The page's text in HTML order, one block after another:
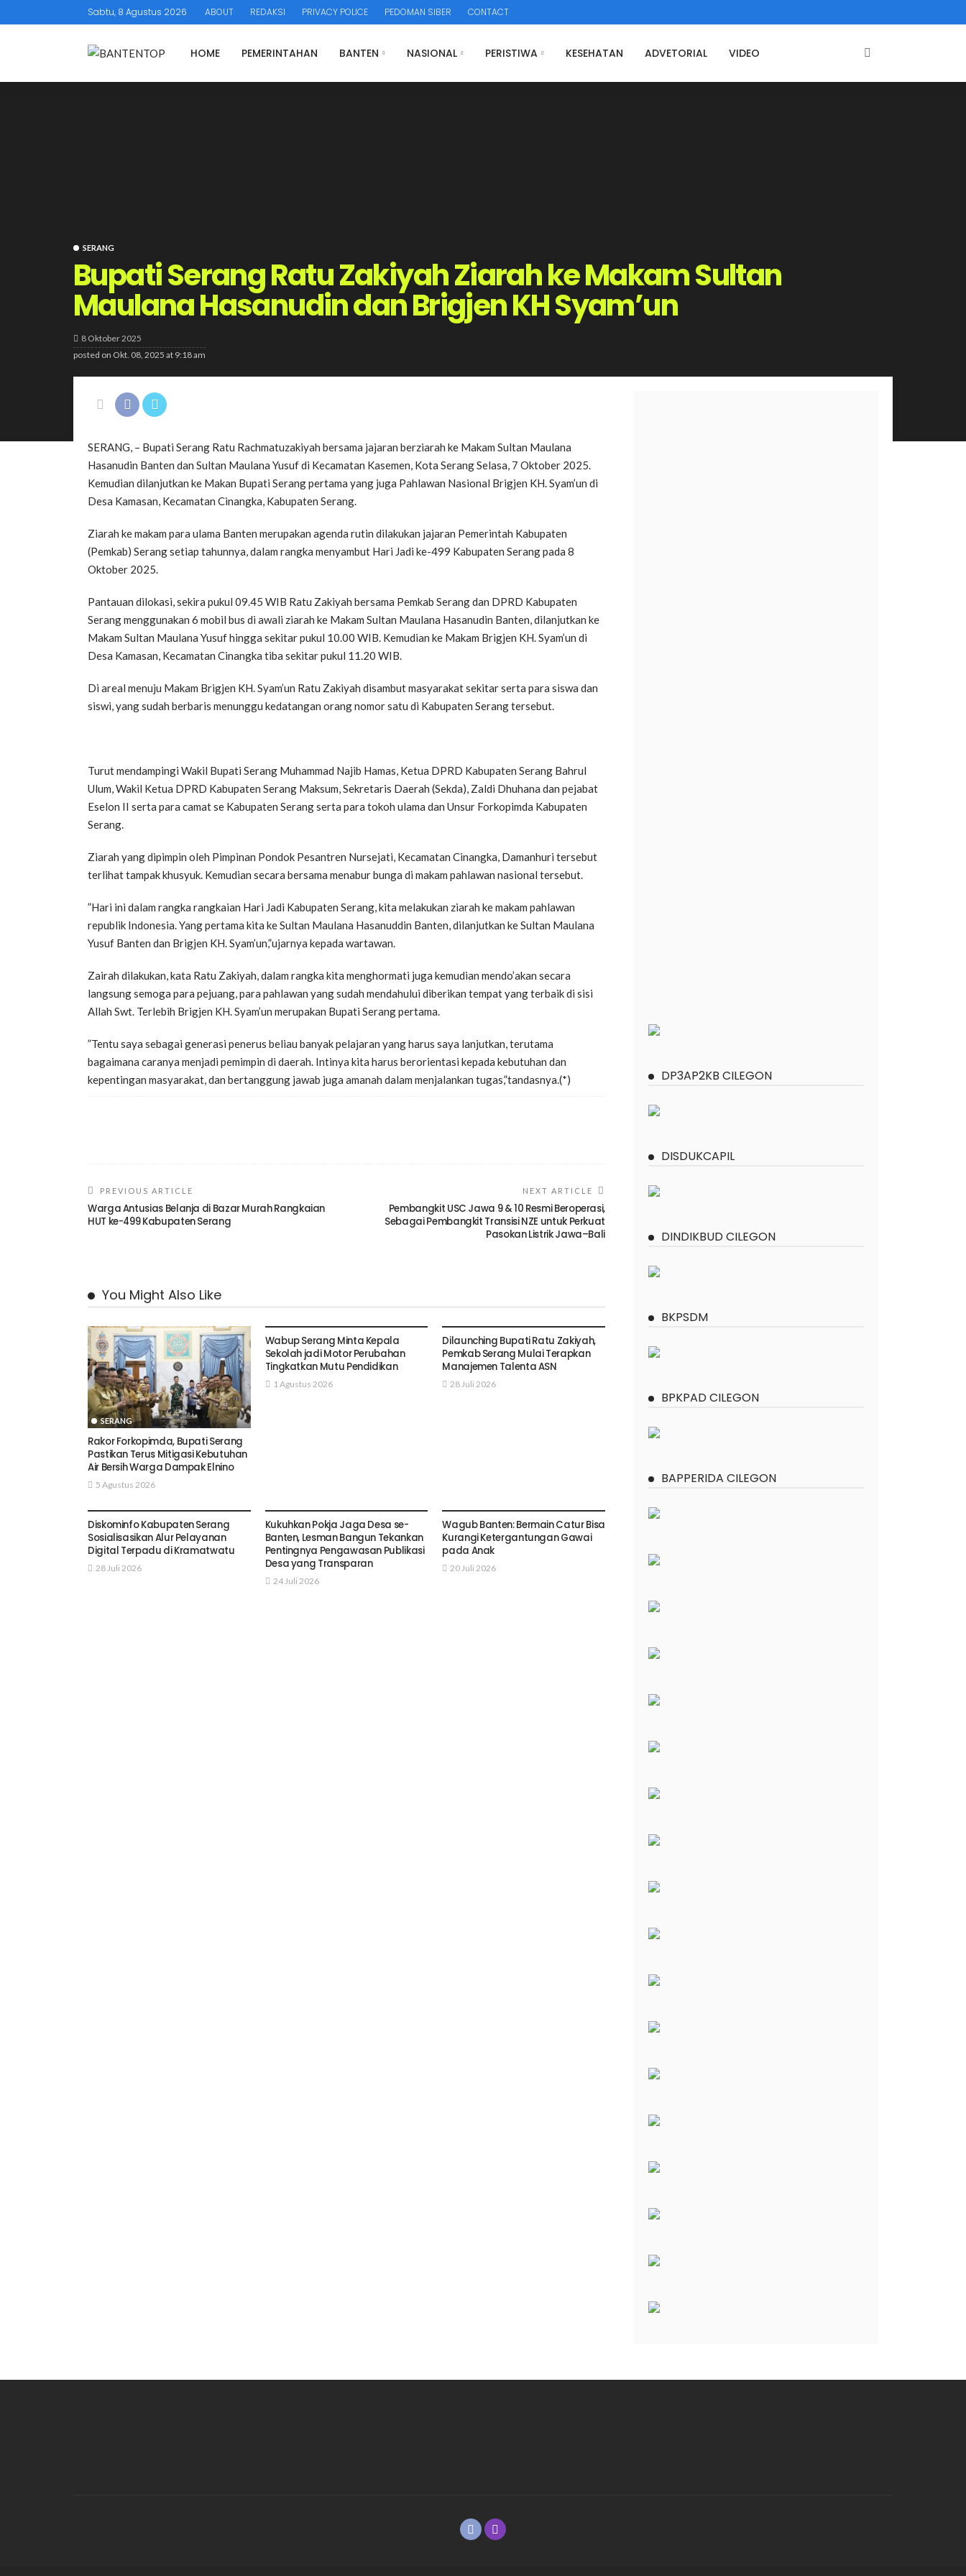
Sabtu, 8 Agustus 2026 ABOUT REDAKSI PRIVACY POLICE PEDOMAN SIBER CONTACT
HOME PEMERINTAHAN BANTEN NASIONAL PERISTIWA KESEHATAN ADVETORIAL VIDEO
SERANG
Bupati Serang Ratu Zakiyah Ziarah ke Makam Sultan
Maulana Hasanudin dan Brigjen KH Syam’un
8 Oktober 2025
posted on Okt. 08, 2025 at 9:18 am
SERANG, – Bupati Serang Ratu Rachmatuzakiyah bersama jajaran berziarah ke Makam Sultan Maulana
Hasanudin Banten dan Sultan Maulana Yusuf di Kecamatan Kasemen, Kota Serang Selasa, 7 Oktober 2025.
Kemudian dilanjutkan ke Makan Bupati Serang pertama yang juga Pahlawan Nasional Brigjen KH. Syam’un di
Desa Kamasan, Kecamatan Cinangka, Kabupaten Serang.
Ziarah ke makam para ulama Banten merupakan agenda rutin dilakukan jajaran Pemerintah Kabupaten
(Pemkab) Serang setiap tahunnya, dalam rangka menyambut Hari Jadi ke-499 Kabupaten Serang pada 8
Oktober 2025.
Pantauan dilokasi, sekira pukul 09.45 WIB Ratu Zakiyah bersama Pemkab Serang dan DPRD Kabupaten
Serang menggunakan 6 mobil bus di awali ziarah ke Makam Sultan Maulana Hasanudin Banten, dilanjutkan ke
Makam Sultan Maulana Yusuf hingga sekitar pukul 10.00 WIB. Kemudian ke Makam Brigjen KH. Syam’un di
Desa Kamasan, Kecamatan Cinangka tiba sekitar pukul 11.20 WIB.
Di areal menuju Makam Brigjen KH. Syam’un Ratu Zakiyah disambut masyarakat sekitar serta para siswa dan
siswi, yang sudah berbaris menunggu kedatangan orang nomor satu di Kabupaten Serang tersebut.
Turut mendampingi Wakil Bupati Serang Muhammad Najib Hamas, Ketua DPRD Kabupaten Serang Bahrul
Ulum, Wakil Ketua DPRD Kabupaten Serang Maksum, Sekretaris Daerah (Sekda), Zaldi Dhuhana dan pejabat
Eselon II serta para camat se Kabupaten Serang serta para tokoh ulama dan Unsur Forkopimda Kabupaten
Serang.
Ziarah yang dipimpin oleh Pimpinan Pondok Pesantren Nursejati, Kecamatan Cinangka, Damanhuri tersebut
terlihat tampak khusyuk. Kemudian secara bersama menabur bunga di makam pahlawan nasional tersebut.
”Hari ini dalam rangka rangkaian Hari Jadi Kabupaten Serang, kita melakukan ziarah ke makam pahlawan
republik Indonesia. Yang pertama kita ke Sultan Maulana Hasanuddin Banten, dilanjutkan ke Sultan Maulana
Yusuf Banten dan Brigjen KH. Syam’un,”ujarnya kepada wartawan.
Zairah dilakukan, kata Ratu Zakiyah, dalam rangka kita menghormati juga kemudian mendo’akan secara
langsung semoga para pejuang, para pahlawan yang sudah mendahului diberikan tempat yang terbaik di sisi
Allah Swt. Terlebih Brigjen KH. Syam’un merupakan Bupati Serang pertama.
”Tentu saya sebagai generasi penerus beliau banyak pelajaran yang harus saya lanjutkan, terutama
bagaimana caranya menjadi pemimpin di daerah. Intinya kita harus berorientasi kepada kebutuhan dan
kepentingan masyarakat, dan bertanggung jawab juga amanah dalam menjalankan tugas,”tandasnya.(*)
PREVIOUS ARTICLE
Warga Antusias Belanja di Bazar Murah Rangkaian
HUT ke-499 Kabupaten Serang
NEXT ARTICLE
Pembangkit USC Jawa 9 & 10 Resmi Beroperasi,
Sebagai Pembangkit Transisi NZE untuk Perkuat
Pasokan Listrik Jawa–Bali
You Might Also Like
SERANG
Rakor Forkopimda, Bupati Serang
Pastikan Terus Mitigasi Kebutuhan
Air Bersih Warga Dampak Elnino
5 Agustus 2026
Wabup Serang Minta Kepala
Sekolah jadi Motor Perubahan
Tingkatkan Mutu Pendidikan
1 Agustus 2026
Dilaunching Bupati Ratu Zakiyah,
Pemkab Serang Mulai Terapkan
Manajemen Talenta ASN
28 Juli 2026
Diskominfo Kabupaten Serang
Sosialisasikan Alur Pelayanan
Digital Terpadu di Kramatwatu
28 Juli 2026
Kukuhkan Pokja Jaga Desa se-
Banten, Lesman Bangun Tekankan
Pentingnya Pengawasan Publikasi
Desa yang Transparan
24 Juli 2026
Wagub Banten: Bermain Catur Bisa
Kurangi Ketergantungan Gawai
pada Anak
20 Juli 2026
DP3AP2KB CILEGON
DISDUKCAPIL
DINDIKBUD CILEGON
BKPSDM
BPKPAD CILEGON
BAPPERIDA CILEGON